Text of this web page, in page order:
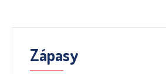
Zápasy